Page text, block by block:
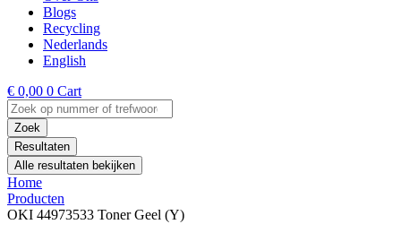
Blogs
Recycling
Nederlands
English
€ 0,00 0 Cart
Search
...Zoek
Resultaten
Alle resultaten bekijken
Home
Producten
OKI 44973533 Toner Geel (Y)